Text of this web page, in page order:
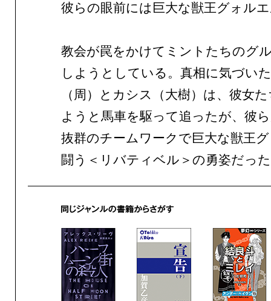
彼らの眼前には巨大な獣王グォル
教会が罠をかけてミントたちのグ
しようとしている。真相に気づい
（周）とカシス（大樹）は、彼女
ようと馬車を駆って追ったが、彼
抜群のチームワークで巨大な獣王
闘う＜リバティベル＞の勇姿だっ